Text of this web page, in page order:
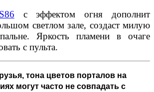
с эффектом огня дополнит
светлом зале, создаст милую
Яркость пламени в очаге
с пульта.
тона цветов порталов на
могут часто не совпадать с